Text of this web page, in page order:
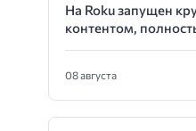
На Roku запущен
контентом,
08 августа